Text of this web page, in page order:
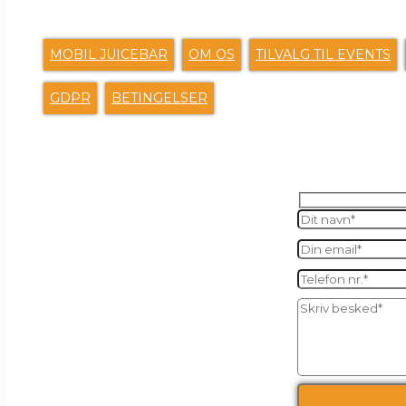
MOBIL JUICEBAR OM OS TILVALG TIL EVENTS
GDPR BETINGELSER